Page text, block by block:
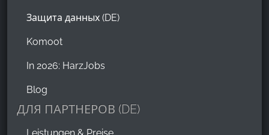
Защита данных (DE)
Komoot
In 2026: HarzJobs
Blog
ДЛЯ ПАРТНЕРОВ (DE)